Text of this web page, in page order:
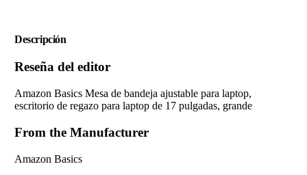
Descripción
Reseña del editor
Amazon Basics Mesa de bandeja ajustable para laptop,
escritorio de regazo para laptop de 17 pulgadas, grande
From the Manufacturer
Amazon Basics